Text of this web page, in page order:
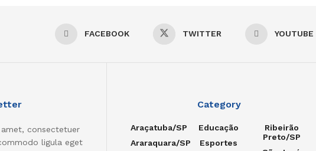
FACEBOOK TWITTER YOUTUBE
consectetuer
ligula eget
Category
Araçatuba/SP
Araraquara/SP
Educação
Esportes
Ribeirão
Preto/SP